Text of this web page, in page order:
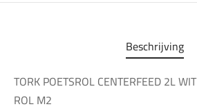
Beschrijving
TORK POETSROL CENTERFEED 2L
ROL M2